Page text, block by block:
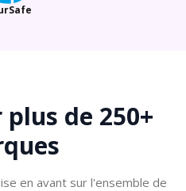
plus de 250+
en avant sur l'ensemble de